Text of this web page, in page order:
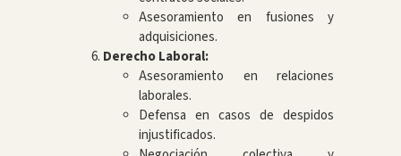
Asesoramiento en fusiones y
adquisiciones.
Derecho Laboral:
Asesoramiento en relaciones
laborales.
Defensa en casos de despidos
injustificados.